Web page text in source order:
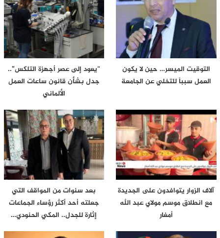
التوقيت الميسر… حين لا يكون
العمل سبباً للتخلي عن الجامعة
“يعود إلى عصر أجهزة التلكس”..
جدل بشأن قانون ساعات العمل
الألماني
آلاف الزوار يتوافدون على الجديدة
مع انطلاق موسم مولاي عبد الله
أمغار
بعد سنوات من المواقف التي
جعلته أحد أكثر رؤساء الجماعات
إثارة للجدل.. المكي الحنودي…